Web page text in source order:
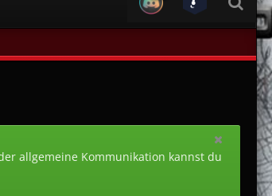
allgemeine Kommunikation kannst du